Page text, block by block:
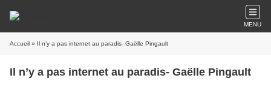
MENU
Accueil » Il n’y a pas internet au paradis- Gaëlle Pingault
Il n’y a pas internet au paradis- Gaëlle Pingault